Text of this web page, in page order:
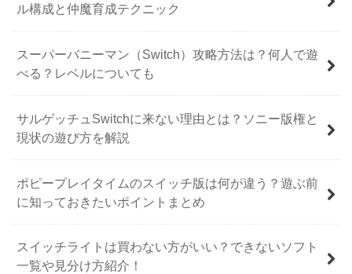
ル構成と仲魔育成テクニック
スーパーバニーマン（Switch）攻略方法は？何人で遊
べる？レベルについても
サルゲッチュSwitchに来ない理由とは？ソニー版権と
現状の遊び方を解説
ポピープレイタイムのスイッチ版は何が違う？遊ぶ前
に知っておきたいポイントまとめ
スイッチライトは買わない方がいい？できないソフト
一覧や見分け方紹介！